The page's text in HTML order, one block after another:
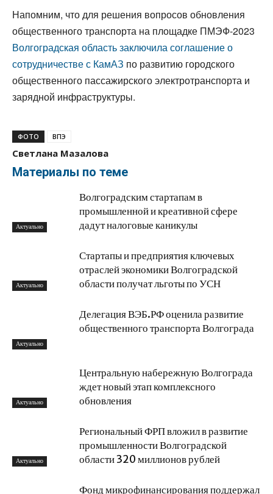
Напомним, что для решения вопросов обновления
общественного транспорта на площадке ПМЭФ-2023
Волгоградская область заключила соглашение о
сотрудничестве с КамАЗ по развитию городского
общественного пассажирского электротранспорта и
зарядной инфраструктуры.
ФОТО ВПЭ
Светлана Мазалова
Материалы по теме
Актуально
Волгоградским стартапам в
промышленной и креативной сфере
дадут налоговые каникулы
Актуально
Стартапы и предприятия ключевых
отраслей экономики Волгоградской
области получат льготы по УСН
Актуально
Делегация ВЭБ.РФ оценила развитие
общественного транспорта Волгограда
Актуально
Центральную набережную Волгограда
ждет новый этап комплексного
обновления
Актуально
Региональный ФРП вложил в развитие
промышленности Волгоградской
области 320 миллионов рублей
Фонд микрофинансирования поддержал